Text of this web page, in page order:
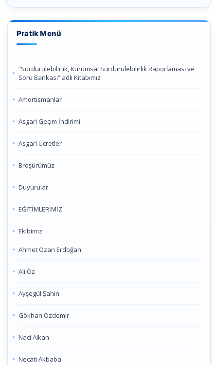
Pratik Menü
“Sürdürülebilirlik, Kurumsal Sürdürülebilirlik Raporlaması ve
Soru Bankası” adlı Kitabımız
Amortismanlar
Asgari Geçim İndirimi
Asgari Ücretler
Broşürümüz
Duyurular
EĞİTİMLERİMİZ
Ekibimiz
Ahmet Ozan Erdoğan
Ali Öz
Ayşegül Şahin
Gökhan Özdemir
Naci Alkan
Necati Akbaba